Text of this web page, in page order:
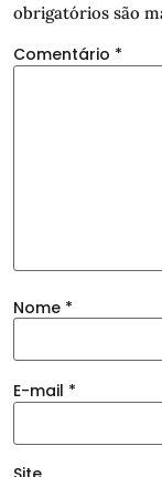
obrigatórios são
Comentário *
Nome *
E-mail *